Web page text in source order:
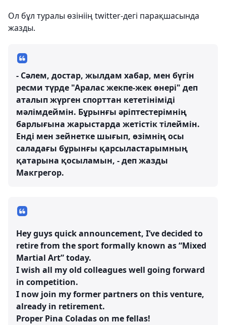
Ол бұл туралы өзініің twitter-дегі парақшасында
жазды.
- Сәлем, достар, жылдам хабар, мен бүгін
ресми түрде "Аралас жекпе-жек өнері" деп
аталып жүрген спорттан кететініміді
мәлімдеймін. Бұрынғы әріптестерімнің
барлығына жарыстарда жетістік тілеймін.
Енді мен зейнетке шығып, өзімнің осы
саладағы бұрынғы қарсыластарымның
қатарына қосыламын, - деп жазды
Макгрегор.
Hey guys quick announcement, I’ve decided to
retire from the sport formally known as “Mixed
Martial Art” today.
I wish all my old colleagues well going forward
in competition.
I now join my former partners on this venture,
already in retirement.
Proper Pina Coladas on me fellas!